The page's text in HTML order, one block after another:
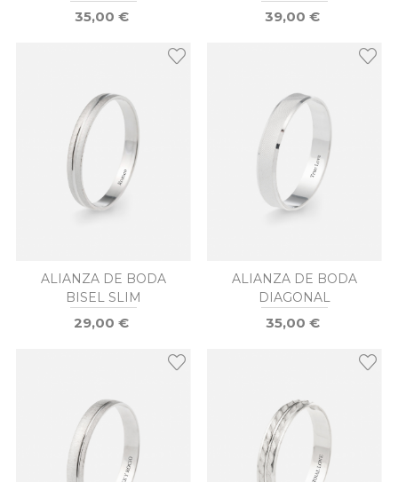
35,00 €
LABRADOS
39,00 €
ALIANZA DE BODA
BISEL SLIM
29,00 €
ALIANZA DE BODA
DIAGONAL
35,00 €